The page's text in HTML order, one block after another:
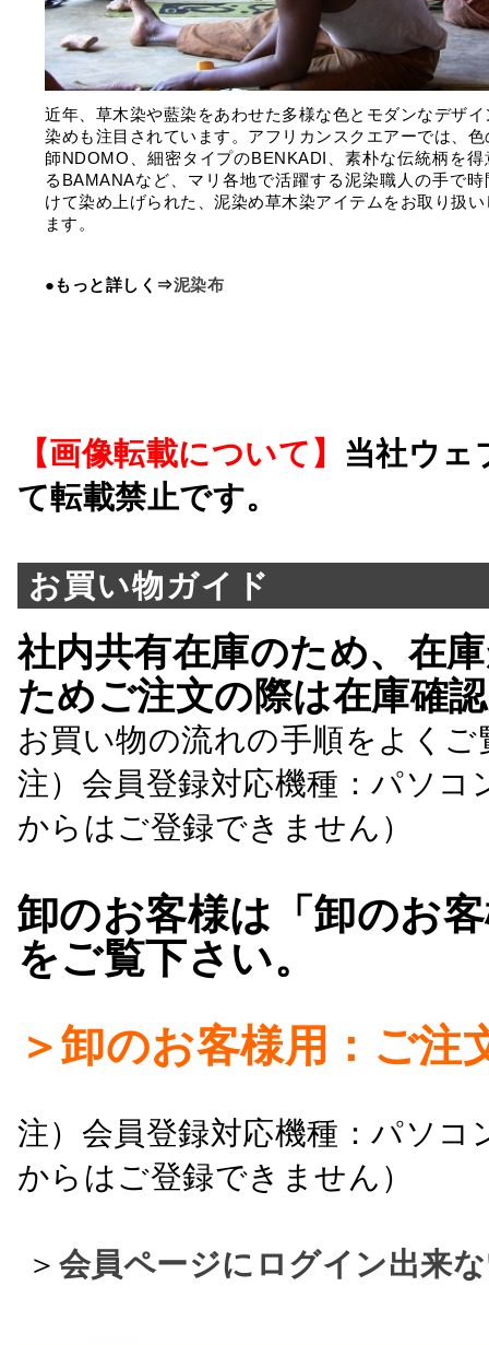
近年、草木染や藍染をあわせた多様な色とモダンなデザ
染めも注目されています。アフリカンスクエアーでは、
師NDOMO、細密タイプのBENKADI、素朴な伝統柄を得
るBAMANAなど、マリ各地で活躍する泥染職人の手で時
けて染め上げられた、泥染め草木染アイテムをお取り扱
ます。
●もっと詳しく⇒泥染布
【画像転載について】 当社ウェ
て転載禁止です。
お買い物ガイド
社内共有在庫のため、在
ためご注文の際は在庫確
お買い物の流れの手順をよくご
注）会員登録対応機種：パソ
からはご登録できません）
卸のお客様は「卸のお
をご覧下さい。
＞卸のお客様用：ご注
注）会員登録対応機種：パソ
からはご登録できません）
＞ 会員ページにログイン出来